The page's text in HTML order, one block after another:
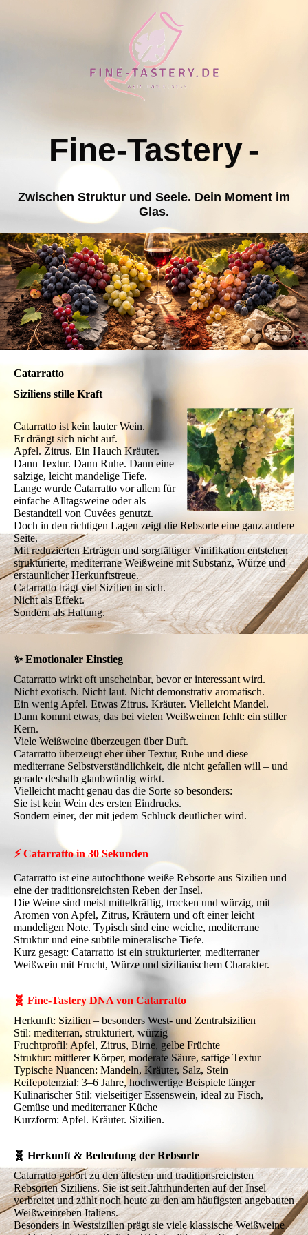
Fine-Tastery-
Zwischen Struktur und Seele. Dein Moment im
Glas.
Catarratto
Siziliens stille Kraft
Catarratto ist kein lauter Wein.
Er drängt sich nicht auf.
Apfel. Zitrus. Ein Hauch Kräuter.
Dann Textur. Dann Ruhe. Dann eine
salzige, leicht mandelige Tiefe.
Lange wurde Catarratto vor allem für
einfache Alltagsweine oder als
Bestandteil von Cuvées genutzt.
Doch in den richtigen Lagen zeigt die Rebsorte eine ganz andere
Seite.
Mit reduzierten Erträgen und sorgfältiger Vinifikation entstehen
strukturierte, mediterrane Weißweine mit Substanz, Würze und
erstaunlicher Herkunftstreue.
Catarratto trägt viel Sizilien in sich.
Nicht als Effekt.
Sondern als Haltung.
✨ Emotionaler Einstieg
Catarratto wirkt oft unscheinbar, bevor er interessant wird.
Nicht exotisch. Nicht laut. Nicht demonstrativ aromatisch.
Ein wenig Apfel. Etwas Zitrus. Kräuter. Vielleicht Mandel.
Dann kommt etwas, das bei vielen Weißweinen fehlt: ein stiller
Kern.
Viele Weißweine überzeugen über Duft.
Catarratto überzeugt eher über Textur, Ruhe und diese
mediterrane Selbstverständlichkeit, die nicht gefallen will – und
gerade deshalb glaubwürdig wirkt.
Vielleicht macht genau das die Sorte so besonders:
Sie ist kein Wein des ersten Eindrucks.
Sondern einer, der mit jedem Schluck deutlicher wird.
⚡ Catarratto in 30 Sekunden
Catarratto ist eine autochthone weiße Rebsorte aus Sizilien und
eine der traditionsreichsten Reben der Insel.
Die Weine sind meist mittelkräftig, trocken und würzig, mit
Aromen von Apfel, Zitrus, Kräutern und oft einer leicht
mandeligen Note. Typisch sind eine weiche, mediterrane
Struktur und eine subtile mineralische Tiefe.
Kurz gesagt: Catarratto ist ein strukturierter, mediterraner
Weißwein mit Frucht, Würze und sizilianischem Charakter.
🧬 Fine-Tastery DNA von Catarratto
Herkunft: Sizilien – besonders West- und Zentralsizilien
Stil: mediterran, strukturiert, würzig
Fruchtprofil: Apfel, Zitrus, Birne, gelbe Früchte
Struktur: mittlerer Körper, moderate Säure, saftige Textur
Typische Nuancen: Mandeln, Kräuter, Salz, Stein
Reifepotenzial: 3–6 Jahre, hochwertige Beispiele länger
Kulinarischer Stil: vielseitiger Essenswein, ideal zu Fisch,
Gemüse und mediterraner Küche
Kurzform: Apfel. Kräuter. Sizilien.
🧬 Herkunft & Bedeutung der Rebsorte
Catarratto gehört zu den ältesten und traditionsreichsten
Rebsorten Siziliens. Sie ist seit Jahrhunderten auf der Insel
verbreitet und zählt noch heute zu den am häufigsten angebauten
Weißweinreben Italiens.
Besonders in Westsizilien prägt sie viele klassische Weißweine